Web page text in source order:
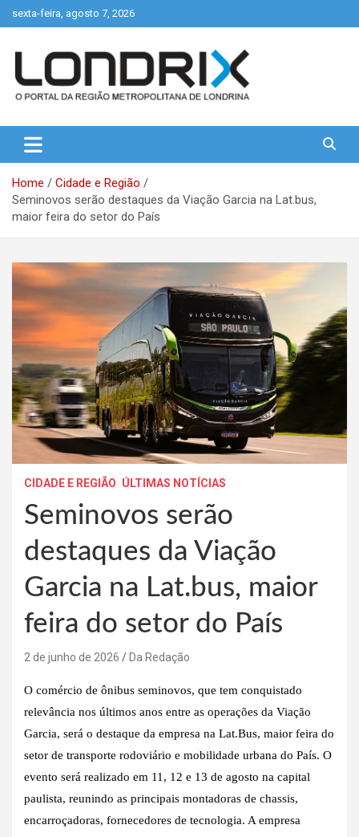
to
sexta-feira, agosto 7, 2026
Londrix
Home
Cidade e Região
Seminovos serão destaques da Viação Garcia na Lat.bus,
maior feira do setor do País
CIDADE E REGIÃO ÚLTIMAS NOTÍCIAS
Seminovos serão
destaques da Viação
Garcia na Lat.bus, maior
feira do setor do País
2 de junho de 2026 Da Redação
O comércio de ônibus seminovos, que tem conquistado
relevância nos últimos anos entre as operações da Viação
Garcia, será o destaque da empresa na Lat.Bus, maior feira do
setor de transporte rodoviário e mobilidade urbana do País. O
evento será realizado em 11, 12 e 13 de agosto na capital
paulista, reunindo as principais montadoras de chassis,
encarroçadoras, fornecedores de tecnologia. A empresa